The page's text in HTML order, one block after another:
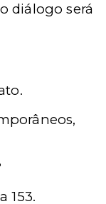
diálogo será
153.